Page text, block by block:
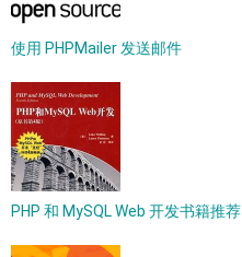
使用 PHPMailer 发送邮件
PHP 和 MySQL Web 开发书籍推荐